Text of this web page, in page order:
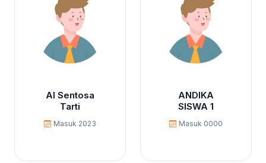
Al Sentosa
Tarti
Masuk 2023
ANDIKA
SISWA 1
Masuk 0000